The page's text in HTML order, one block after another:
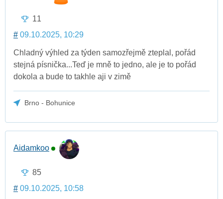
11
# 09.10.2025, 10:29
Chladný výhled za týden samozřejmě zteplal, pořád
stejná písnička...Teď je mně to jedno, ale je to pořád
dokola a bude to takhle aji v zimě
Brno - Bohunice
Aidamkoo
85
# 09.10.2025, 10:58